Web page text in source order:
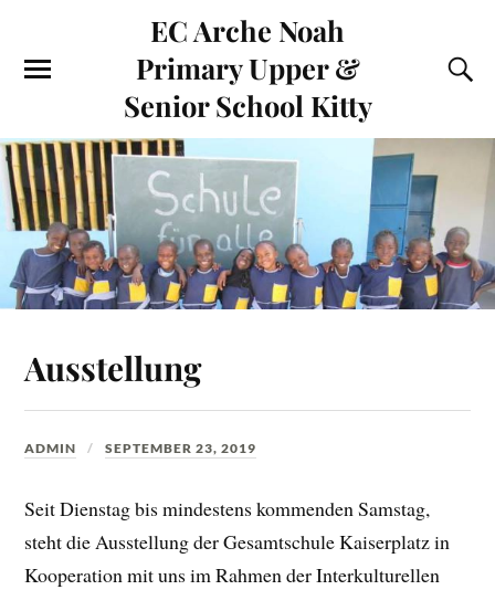
EC Arche Noah
Primary Upper &
Senior School Kitty
Ausstellung
ADMIN SEPTEMBER 23, 2019
Seit Dienstag bis mindestens kommenden Samstag,
steht die Ausstellung der Gesamtschule Kaiserplatz in
Kooperation mit uns im Rahmen der Interkulturellen